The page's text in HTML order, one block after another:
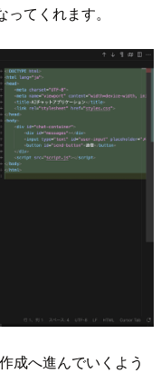
てくれます。
成へ進んでいくよう